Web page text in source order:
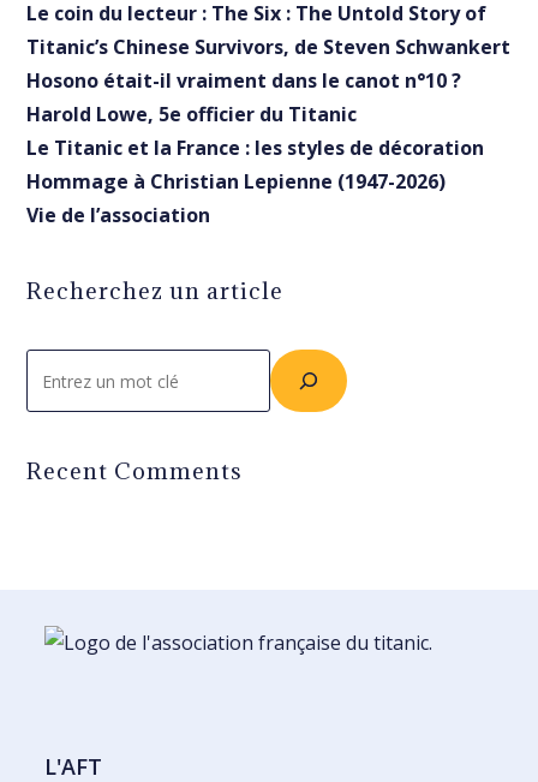
Le coin du lecteur : The Six : The Untold Story of
Titanic’s Chinese Survivors, de Steven Schwankert
Hosono était-il vraiment dans le canot n°10 ?
Harold Lowe, 5e officier du Titanic
Le Titanic et la France : les styles de décoration
Hommage à Christian Lepienne (1947-2026)
Vie de l’association
Recherchez un article
Recent Comments
L'AFT